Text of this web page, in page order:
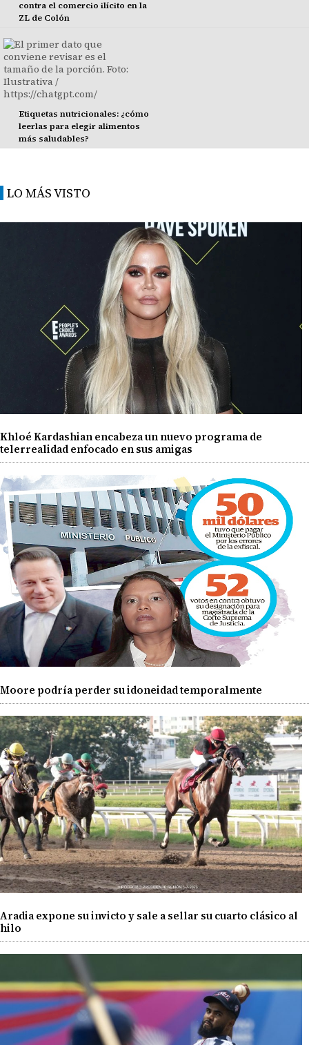
contra el comercio ilícito en la
ZL de Colón
Etiquetas nutricionales: ¿cómo
leerlas para elegir alimentos
más saludables?
LO MÁS VISTO
Khloé Kardashian encabeza un nuevo programa de
telerrealidad enfocado en sus amigas
Moore podría perder su idoneidad temporalmente
Aradia expone su invicto y sale a sellar su cuarto clásico al
hilo